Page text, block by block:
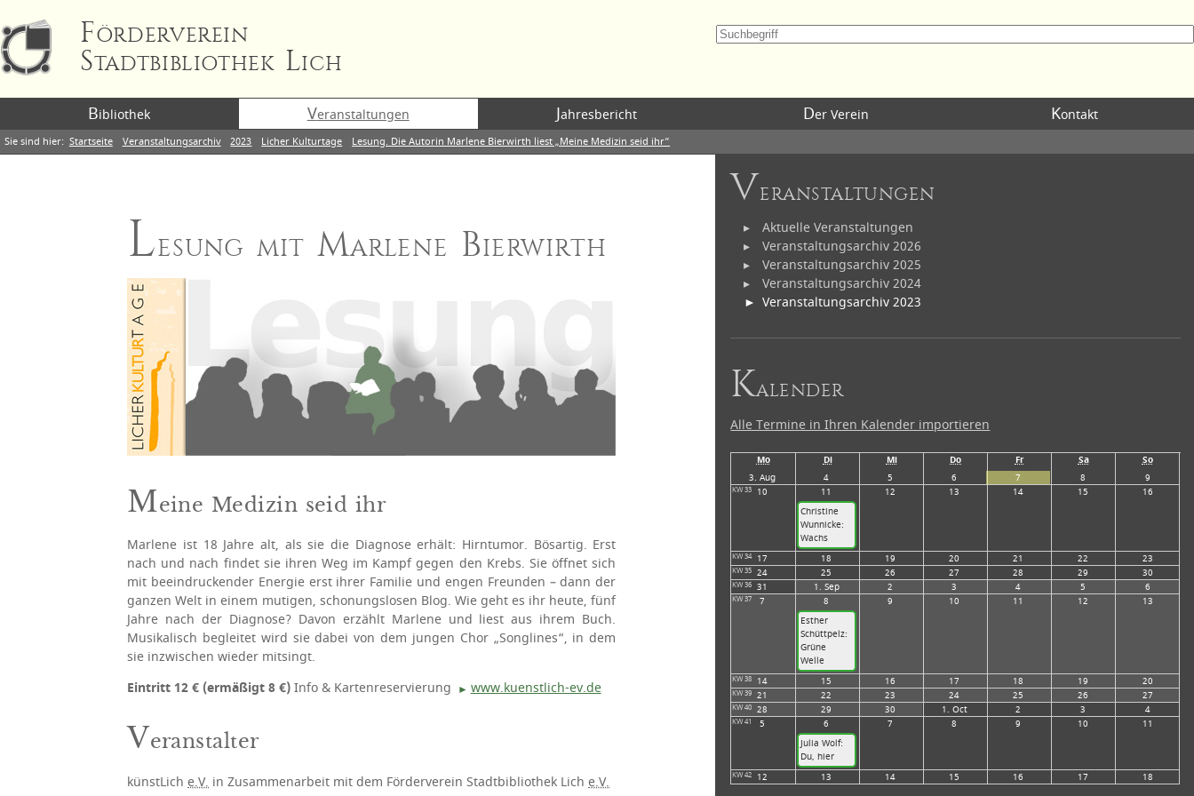
Förderverein
Stadtbibliothek Lich
Bibliothek Veranstaltungen Jahresbericht Der Verein Kontakt
Sie sind hier: Startseite Veranstaltungsarchiv 2023 Licher Kulturtage Lesung. Die Autorin Marlene Bierwirth liest „Meine Medizin seid ihr“
Lesung mit Marlene Bierwirth
Meine Medizin seid ihr
Marlene ist 18 Jahre alt, als sie die Diagnose erhält: Hirntumor. Bösartig. Erst
nach und nach findet sie ihren Weg im Kampf gegen den Krebs. Sie öffnet sich
mit beeindruckender Energie erst ihrer Familie und engen Freunden – dann der
ganzen Welt in einem mutigen, schonungslosen Blog. Wie geht es ihr heute, fünf
Jahre nach der Diagnose? Davon erzählt Marlene und liest aus ihrem Buch.
Musikalisch begleitet wird sie dabei von dem jungen Chor „Songlines“, in dem
sie inzwischen wieder mitsingt.
Eintritt 12 € (ermäßigt 8 €)Info & Kartenreservierung www.kuenstlich-ev.de
Veranstalter
künstLiche.V. in Zusammenarbeit mit dem Förderverein Stadtbibliothek Liche.V.
Veranstaltungen
Aktuelle Veranstaltungen
Veranstaltungsarchiv 2026
Veranstaltungsarchiv 2025
Veranstaltungsarchiv 2024
Veranstaltungsarchiv 2023
Kalender
Alle Termine in Ihren Kalender importieren
Mo Di Mi Do Fr Sa
So
3. Aug 4 5 6 7 8
9
10
11 12 13 14 15
16
Christine
Wunnicke:
Wachs
17
18 19 20 21 22
23
24
25 26 27 28 29
30
31
1. Sep 2 3 4 5
6
7
8 9 10 11 12
13
Esther
Schüttpelz:
Grüne
Welle
14
15 16 17 18 19
20
21
22 23 24 25 26
27
28
29 30 1. Oct 2 3
4
5
6 7 8 9 10
11
Julia Wolf:
Du, hier
12
13 14 15 16 17 18